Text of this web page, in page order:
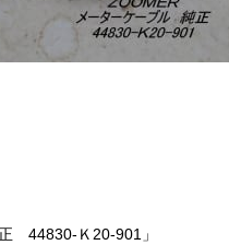
44830-Ｋ20-901」